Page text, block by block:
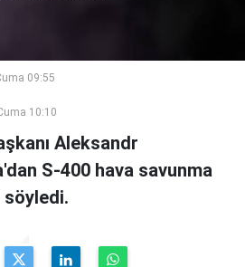
09:55
10:10
Aleksandr
S-400 hava savunma
söyledi.